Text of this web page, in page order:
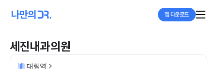
앱 다운로드
세진내과의원
대림역